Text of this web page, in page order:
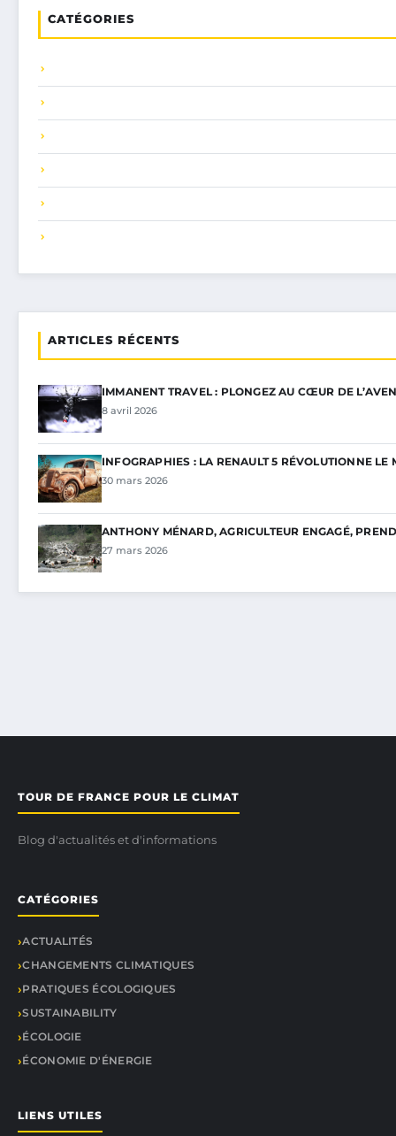
CATÉGORIES
ARTICLES RÉCENTS
IMMANENT TRAVEL : PLONGEZ AU CŒUR DE
8 avril 2026
INFOGRAPHIES : LA RENAULT 5 RÉVOLUTIONNE LE
30 mars 2026
ANTHONY MÉNARD, AGRICULTEUR ENGAGÉ,
27 mars 2026
TOUR DE FRANCE POUR LE CLIMAT
Blog d'actualités et d'informations
CATÉGORIES
ACTUALITÉS
CHANGEMENTS CLIMATIQUES
PRATIQUES ÉCOLOGIQUES
SUSTAINABILITY
ÉCOLOGIE
ÉCONOMIE D'ÉNERGIE
LIENS UTILES